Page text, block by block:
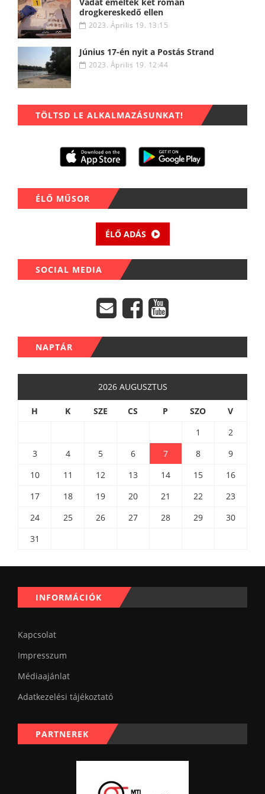
drogkereskedő ellen
2023. Április 19. 13:15
Június 17-én nyit a Postás Strand
2023. Április 19. 12:44
TÖLTSD LE ALKALMAZÁSUNKAT!
ÉLŐ MŰSOR
ÉLŐ ADÁS
SOCIAL MEDIA
NAPTÁR
2026 AUGUSZTUS
H K SZE CS P SZO
V
1
2
3
4 5 6 7 8
9
10
11 12 13 14 15
16
17
18 19 20 21 22
23
24
25 26 27 28 29
30
31
INFORMÁCIÓK
Kapcsolat
Impresszum
Médiaajánlat
Adatkezelési tájékoztató
PARTNEREK